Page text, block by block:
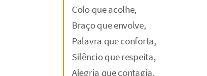
Colo que acolhe,
Braço que envolve,
Palavra que conforta,
Silêncio que respeita,
Alegria que contagia,